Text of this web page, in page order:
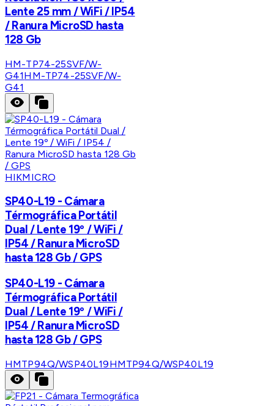
Lente 25 mm / WiFi / IP54
/ Ranura MicroSD hasta
128 Gb
HM-TP74-25SVF/W-
G41HM-TP74-25SVF/W-
G41
HIKMICRO
SP40-L19 - Cámara
Térmográfica Portátil
Dual / Lente 19º / WiFi /
IP54 / Ranura MicroSD
hasta 128 Gb / GPS
SP40-L19 - Cámara
Térmográfica Portátil
Dual / Lente 19º / WiFi /
IP54 / Ranura MicroSD
hasta 128 Gb / GPS
HMTP94Q/WSP40L19HMTP94Q/WSP40L19